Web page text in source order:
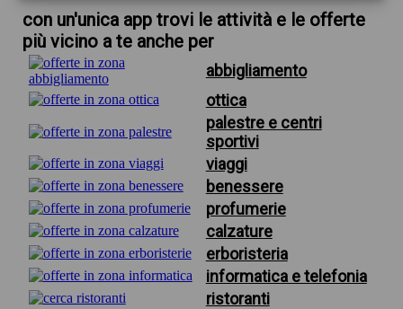
con un'unica app trovi le attività e le offerte
più vicino a te anche per
abbigliamento
ottica
palestre e centri
sportivi
viaggi
benessere
profumerie
calzature
erboristeria
informatica e telefonia
ristoranti